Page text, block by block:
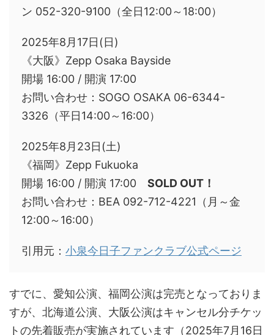
ン 052-320-9100（全日12:00～18:00）
2025年8月17日(日)
《大阪》Zepp Osaka Bayside
開場 16:00 / 開演 17:00
お問い合わせ：SOGO OSAKA 06-6344-
3326（平日14:00～16:00）
2025年8月23日(土)
《福岡》Zepp Fukuoka
開場 16:00 / 開演 17:00 SOLD OUT！
お問い合わせ：BEA 092-712-4221（月～金
12:00～16:00）
引用元： 小泉今日子ファンクラブ公式ページ
すでに、愛知公演、福岡公演は完売となっておりま
すが、北海道公演、大阪公演はキャンセル分チケッ
トの先着販売が実施されています（2025年7月16日